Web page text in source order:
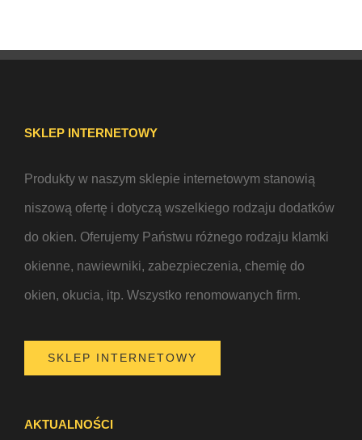
SKLEP INTERNETOWY
Produkty w naszym sklepie internetowym stanowią
niszową ofertę i dotyczą wszelkiego rodzaju dodatków
do okien. Oferujemy Państwu różnego rodzaju klamki
okienne, nawiewniki, zabezpieczenia, chemię do
okien, okucia, itp. Wszystko renomowanych firm.
SKLEP INTERNETOWY
AKTUALNOŚCI